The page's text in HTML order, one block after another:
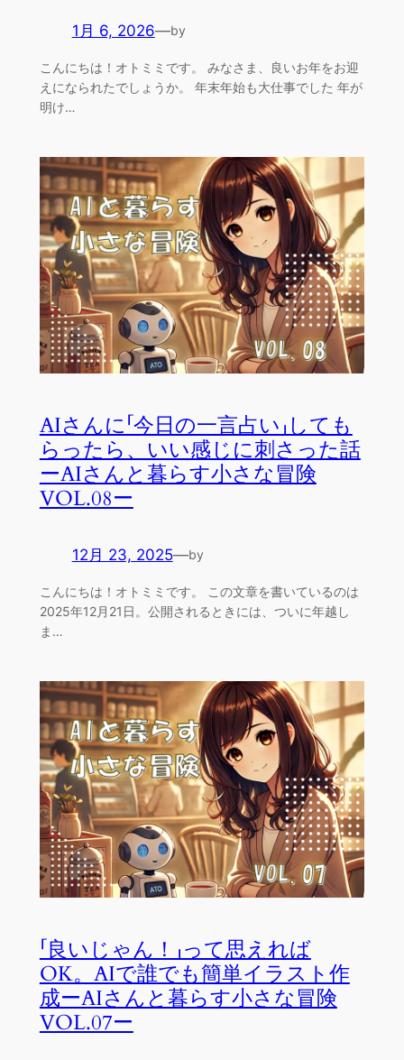
1月 6, 2026—by
こんにちは！オトミミです。 みなさま、良いお年をお迎
えになられたでしょうか。 年末年始も大仕事でした 年が
明け…
AIさんに「今日の一言占い」しても
らったら、いい感じに刺さった話
ーAIさんと暮らす小さな冒険
VOL.08ー
12月 23, 2025—by
こんにちは！オトミミです。 この文章を書いているのは
2025年12月21日。公開されるときには、ついに年越し
ま…
「良いじゃん！」って思えれば
OK。AIで誰でも簡単イラスト作
成ーAIさんと暮らす小さな冒険
VOL.07ー